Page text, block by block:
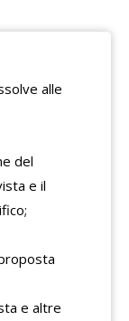
alle
del
e il
e altre